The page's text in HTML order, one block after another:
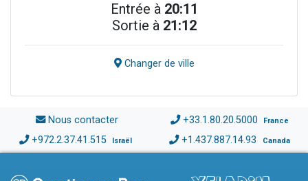
Entrée à 20:11
Sortie à 21:12
Changer de ville
Nous contacter +33.1.80.20.5000 France
+972.2.37.41.515 Israël +1.437.887.14.93 Canada